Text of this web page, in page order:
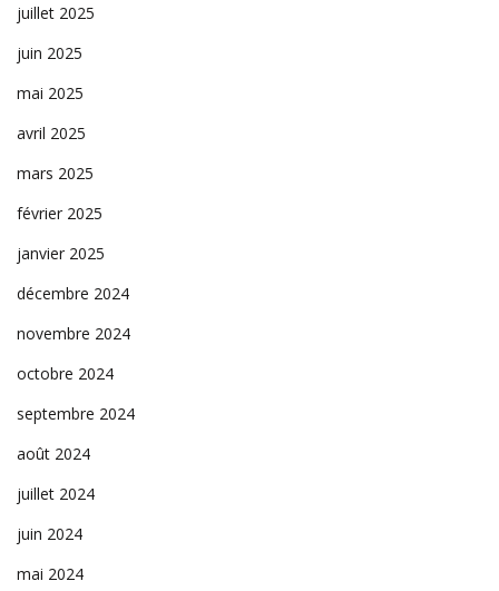
juillet 2025
juin 2025
mai 2025
avril 2025
mars 2025
février 2025
janvier 2025
décembre 2024
novembre 2024
octobre 2024
septembre 2024
août 2024
juillet 2024
juin 2024
mai 2024